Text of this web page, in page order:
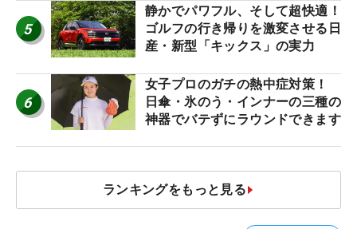
5
静かでパワフル、そして超快適！
ゴルフの行き帰りを激変させる日
産・新型「キックス」の実力
6
女子プロのガチの熱中症対策！
日傘・氷のう・インナーの三種の
神器でバテずにラウンドできます
ランキングをもっと見る